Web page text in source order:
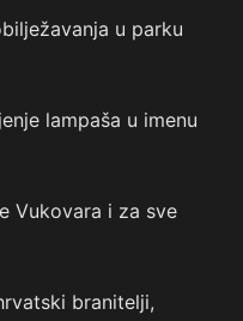
u parku
lampaša u imenu
i za sve
branitelji,